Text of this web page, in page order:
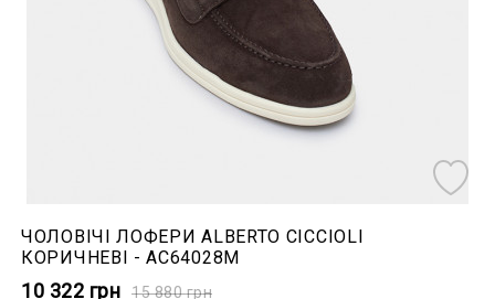
ЧОЛОВІЧІ ЛОФЕРИ ALBERTO CICCIOLI
КОРИЧНЕВІ - AC64028M
10 322 грн 15 880грн